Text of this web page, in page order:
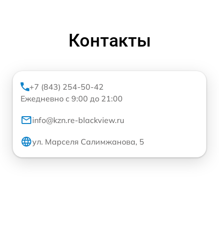
Контакты
+7 (843) 254-50-42
Ежедневно с 9:00 до 21:00
info@kzn.re-blackview.ru
ул. Марселя Салимжанова, 5